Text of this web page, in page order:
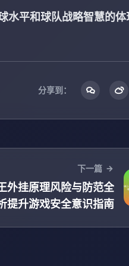
水平和球队战略智慧的体
分享到：
下一篇
外挂原理风险与防范全
提升游戏安全意识指南